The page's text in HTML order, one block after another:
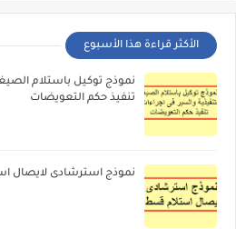
الأكثر قراءة هذا الأسبوع
نموذج توكيل باستلام
تنفيذ حكم التعويضات
نموذج استرشادى لايصال